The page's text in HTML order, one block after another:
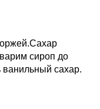
сироп до
ванильный сахар.